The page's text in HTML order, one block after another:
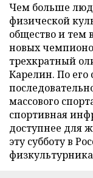
Чем больше
физической
общество и тем
новых
трехкратный
Карелин. По его
массового
спортивная
доступнее для
эту субботу в